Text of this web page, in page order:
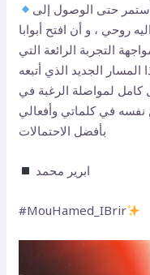
أستمر حتى الوصول إلى
روحي ، و أن افتح أبوابا
التجربة الرائعة التي
الجديد الذي أتبعه
لمواصلة الرغبة في
نفسه في كلماتي وأفعالي
بأفضل الاحتمالات
ابرير محمد
‏#MouHamed_IBrir